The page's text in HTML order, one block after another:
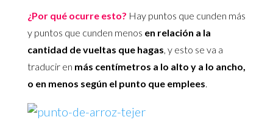
¿Por qué ocurre esto? Hay puntos que cunden más
y puntos que cunden menos en relación a la
cantidad de vueltas que hagas, y esto se va a
traducir en más centímetros a lo alto y a lo ancho,
o en menos según el punto que emplees.